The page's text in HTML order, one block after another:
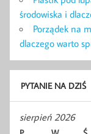
środowiska i
Porządek na
dlaczego warto
PYTANIE NA DZIŚ
sierpień 2026